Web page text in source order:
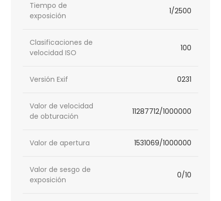
Tiempo de
exposición
1/2500
Clasificaciones de
velocidad ISO
100
Versión Exif 0231
Valor de velocidad
de obturación
11287712/1000000
Valor de apertura 1531069/1000000
Valor de sesgo de
exposición
0/10